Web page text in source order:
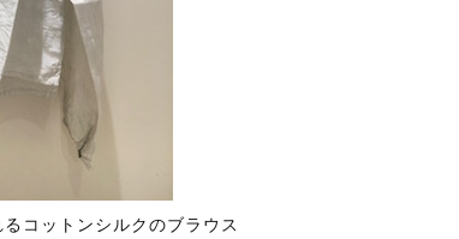
コットンシルクのブラウス